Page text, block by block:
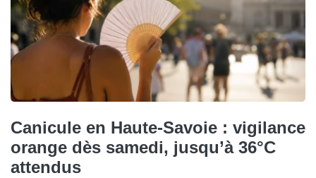
Canicule en Haute-Savoie : vigilance
orange dès samedi, jusqu’à 36°C
attendus